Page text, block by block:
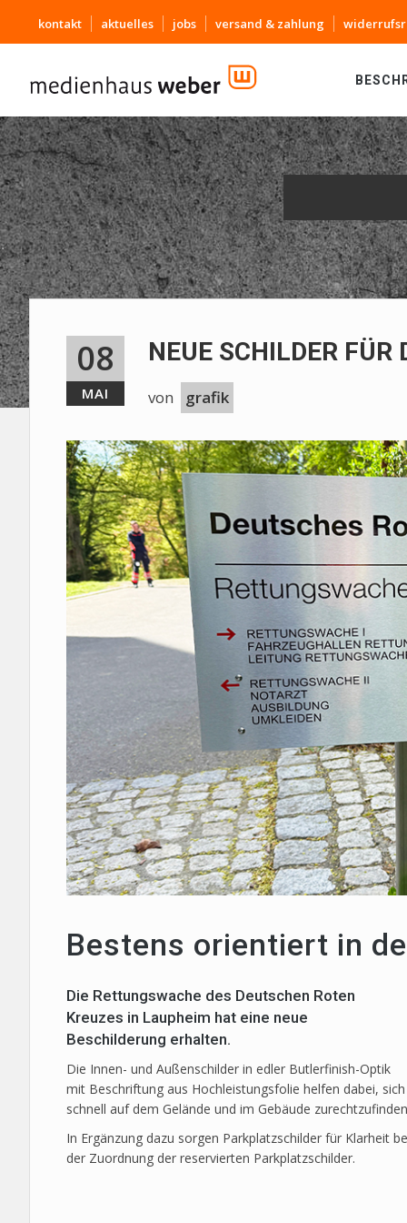
kontakt aktuelles jobs versand & zahlung
08
MAI
NEUE SCHILDER
von grafik
Bestens orientiert in
Die Rettungswache des Deutschen Roten
Kreuzes in Laupheim hat eine neue
Beschilderung erhalten.
Die Innen- und Außenschilder in edler Butlerfinish-Optik
mit Beschriftung aus Hochleistungsfolie helfen dabei, sich
schnell auf dem Gelände und im Gebäude
In Ergänzung dazu sorgen Parkplatzschilder für Klarheit
der Zuordnung der reservierten Parkplatzschilder.